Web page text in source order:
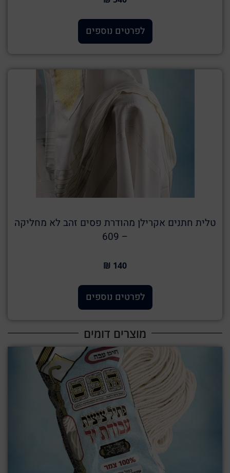
לפרטים נוספים
טלית חתנים אקרילן מהודרת פסים זהב לא מחליקה
– 609
140 ₪
לפרטים נוספים
מוצרים דומים